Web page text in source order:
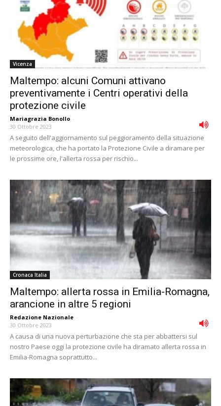
Vicenza
Maltempo: alcuni Comuni attivano
preventivamente i Centri operativi della
protezione civile
Mariagrazia Bonollo -
30 Ottobre 2023
A seguito dell'aggiornamento sul peggioramento della situazione
meteorologica, che ha portato la Protezione Civile a diramare per
le prossime ore, l'allerta rossa per rischio...
Cronaca Italia
Maltempo: allerta rossa in Emilia-Romagna,
arancione in altre 5 regioni
Redazione Nazionale -
30 Ottobre 2023
A causa di una nuova perturbazione che sta per abbattersi sul
nostro Paese oggi la protezione civile ha diramato allerta rossa in
Emilia-Romagna soprattutto...